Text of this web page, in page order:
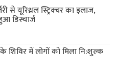
से यूरिथ्रल स्ट्रिक्चर का इलाज,
डिस्चार्ज
शिविर में लोगों को मिला नि:शुल्क